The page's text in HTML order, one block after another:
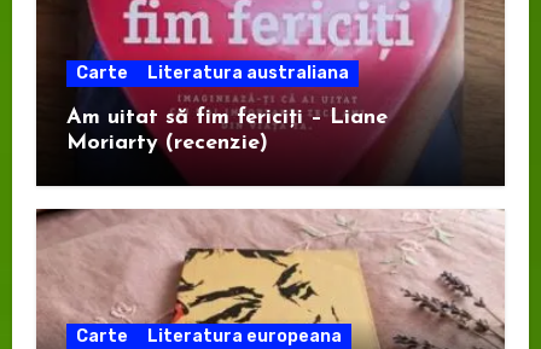
Carte Literatura australiana
Am uitat să fim fericiți – Liane
Moriarty (recenzie)
Carte
Literatura europeana